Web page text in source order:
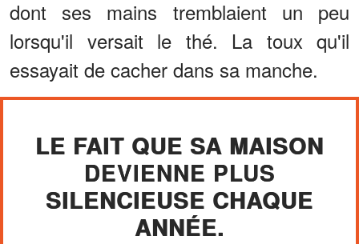
dont ses mains tremblaient un peu
lorsqu'il versait le thé. La toux qu'il
essayait de cacher dans sa manche.
LE FAIT QUE SA MAISON
DEVIENNE PLUS
SILENCIEUSE CHAQUE
ANNÉE.